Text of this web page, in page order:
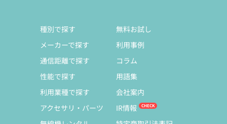
種別で探す
メーカーで探す
通信距離で探す
性能で探す
利用業種で探す
アクセサリ・パーツ
無料お試し
利用事例
コラム
用語集
会社案内
IR情報